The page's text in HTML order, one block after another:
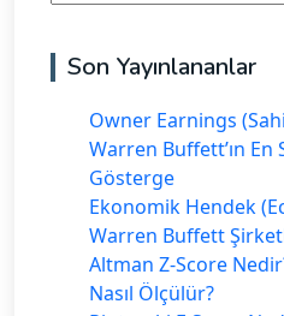
Son Yayınlananlar
Owner Earnings
Warren Buffett’ın En
Gösterge
Ekonomik Hendek
Warren Buffett
Altman Z-Score
Nasıl Ölçülür?